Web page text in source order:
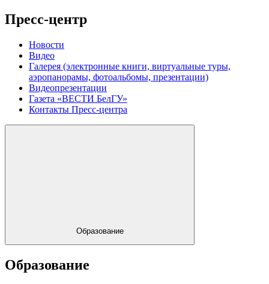
Пресс-центр
Новости
Видео
Галерея (электронные книги, виртуальные туры,
аэропанорамы, фотоальбомы, презентации)
Видеопрезентации
Газета «ВЕСТИ БелГУ»
Контакты Пресс-центра
Образование
Образование